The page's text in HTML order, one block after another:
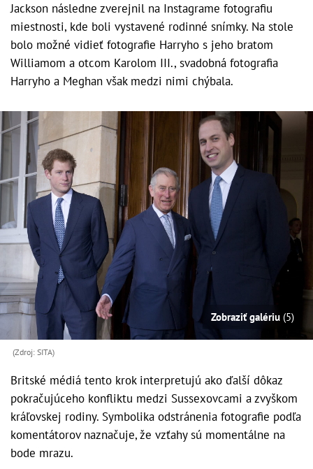
Jackson následne zverejnil na Instagrame fotografiu
miestnosti, kde boli vystavené rodinné snímky. Na stole
bolo možné vidieť fotografie Harryho s jeho bratom
Williamom a otcom Karolom III., svadobná fotografia
Harryho a Meghan však medzi nimi chýbala.
Zobraziť galériu (5)
(Zdroj: SITA)
Britské médiá tento krok interpretujú ako ďalší dôkaz
pokračujúceho konfliktu medzi Sussexovcami a zvyškom
kráľovskej rodiny. Symbolika odstránenia fotografie podľa
komentátorov naznačuje, že vzťahy sú momentálne na
bode mrazu.